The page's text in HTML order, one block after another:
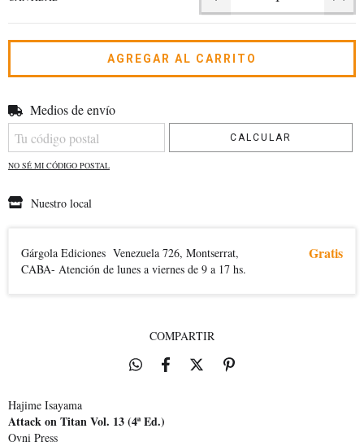
Entregas para el CP:
Medios de envío
CALCULAR
NO SÉ MI CÓDIGO POSTAL
Nuestro local
Gárgola Ediciones Venezuela 726, Montserrat,
CABA- Atención de lunes a viernes de 9 a 17 hs.
Gratis
COMPARTIR
Hajime Isayama
Attack on Titan Vol. 13 (4ª Ed.)
Ovni Press